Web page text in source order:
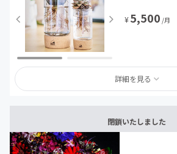
¥5,500 /月
詳細を見る
閉鎖いたしました